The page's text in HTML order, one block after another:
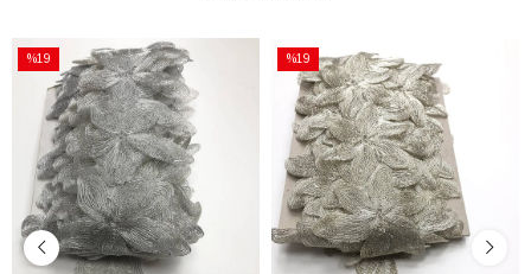
%19
İndirim
%19İndirim
%19
İndirim
%19İndirim